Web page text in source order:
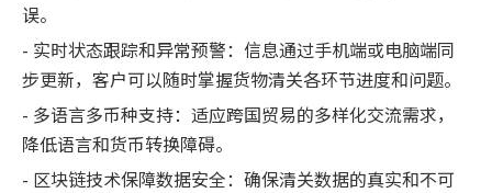
误。
- 实时状态跟踪和异常预警：信息通过手机端或电脑端同
步更新，客户可以随时掌握货物清关各环节进度和问题。
- 多语言多币种支持：适应跨国贸易的多样化交流需求，
降低语言和货币转换障碍。
- 区块链技术保障数据安全：确保清关数据的真实和不可